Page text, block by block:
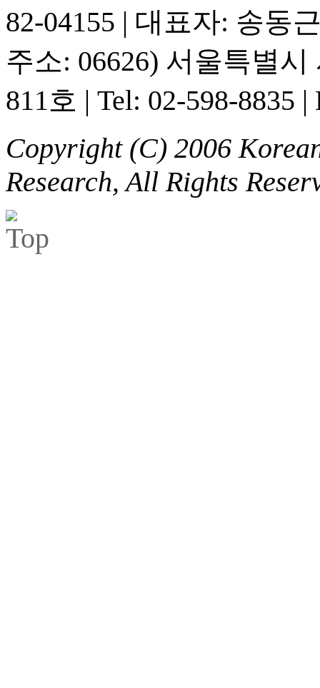
82-04155 | 대표자: 송동
주소: 06626) 서울특별
811호 | Tel: 02-598-8835 |
Copyright (C) 2006
Research, All Rights